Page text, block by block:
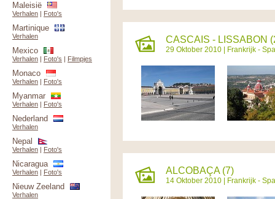
CASCAIS - LISSABON
29 Oktober 2010 | Frankrijk -
ALCOBAÇA (7)
14 Oktober 2010 | Frankrijk -
Maleisië
Verhalen | Foto's
Martinique
Verhalen
Mexico
Verhalen | Foto's | Filmpjes
Monaco
Verhalen | Foto's
Myanmar
Verhalen | Foto's
Nederland
Verhalen
Nepal
Verhalen | Foto's
Nicaragua
Verhalen | Foto's
Nieuw Zeeland
Verhalen